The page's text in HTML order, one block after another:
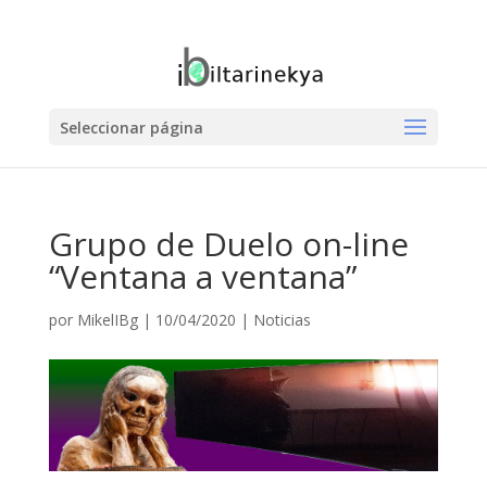
Seleccionar página
Grupo de Duelo on-line
“Ventana a ventana”
por MikelIBg| 10/04/2020 | Noticias